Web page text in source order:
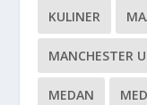
KULINER
MANCHESTER
MEDAN